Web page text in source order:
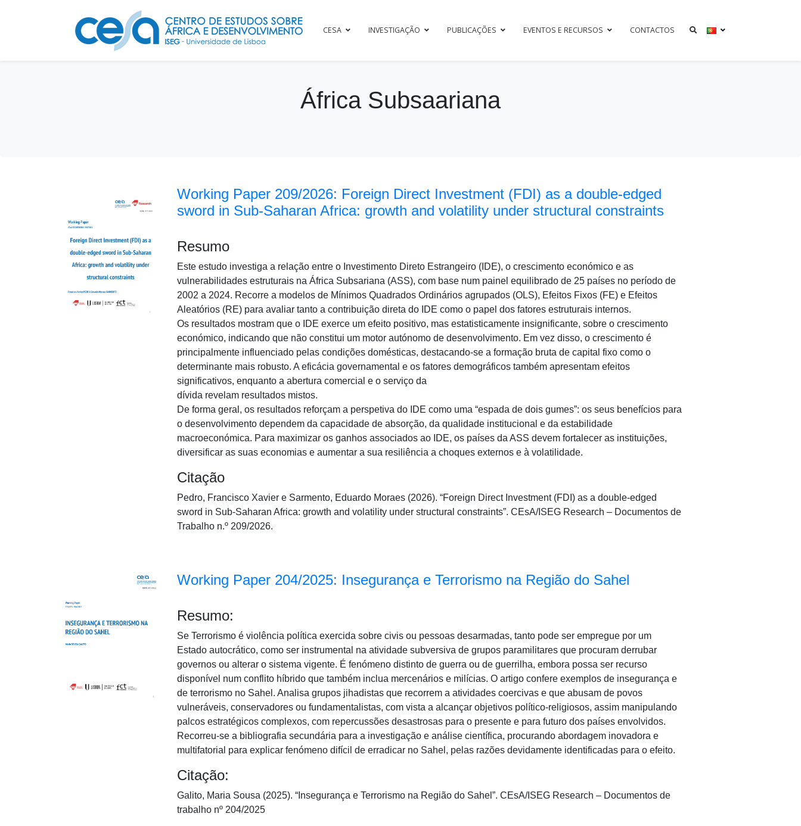
CESA INVESTIGAÇÃO PUBLICAÇÕES EVENTOS E RECURSOS CONTACTOS
África Subsaariana
Working Paper 209/2026: Foreign Direct Investment (FDI) as a double-edged
sword in Sub-Saharan Africa: growth and volatility under structural constraints
Resumo
Este estudo investiga a relação entre o Investimento Direto Estrangeiro (IDE), o crescimento económico e as
vulnerabilidades estruturais na África Subsariana (ASS), com base num painel equilibrado de 25 países no período de
2002 a 2024. Recorre a modelos de Mínimos Quadrados Ordinários agrupados (OLS), Efeitos Fixos (FE) e Efeitos
Aleatórios (RE) para avaliar tanto a contribuição direta do IDE como o papel dos fatores estruturais internos.
Os resultados mostram que o IDE exerce um efeito positivo, mas estatisticamente insignificante, sobre o crescimento
económico, indicando que não constitui um motor autónomo de desenvolvimento. Em vez disso, o crescimento é
principalmente influenciado pelas condições domésticas, destacando-se a formação bruta de capital fixo como o
determinante mais robusto. A eficácia governamental e os fatores demográficos também apresentam efeitos
significativos, enquanto a abertura comercial e o serviço da
dívida revelam resultados mistos.
De forma geral, os resultados reforçam a perspetiva do IDE como uma “espada de dois gumes”: os seus benefícios para
o desenvolvimento dependem da capacidade de absorção, da qualidade institucional e da estabilidade
macroeconómica. Para maximizar os ganhos associados ao IDE, os países da ASS devem fortalecer as instituições,
diversificar as suas economias e aumentar a sua resiliência a choques externos e à volatilidade.
Citação
Pedro, Francisco Xavier e Sarmento, Eduardo Moraes (2026). “Foreign Direct Investment (FDI) as a double-edged
sword in Sub-Saharan Africa: growth and volatility under structural constraints”. CEsA/ISEG Research – Documentos de
Trabalho n.º 209/2026.
Working Paper 204/2025: Insegurança e Terrorismo na Região do Sahel
Resumo:
Se Terrorismo é violência política exercida sobre civis ou pessoas desarmadas, tanto pode ser empregue por um
Estado autocrático, como ser instrumental na atividade subversiva de grupos paramilitares que procuram derrubar
governos ou alterar o sistema vigente. É fenómeno distinto de guerra ou de guerrilha, embora possa ser recurso
disponível num conflito híbrido que também inclua mercenários e milícias. O artigo confere exemplos de insegurança e
de terrorismo no Sahel. Analisa grupos jihadistas que recorrem a atividades coercivas e que abusam de povos
vulneráveis, conservadores ou fundamentalistas, com vista a alcançar objetivos político-religiosos, assim manipulando
palcos estratégicos complexos, com repercussões desastrosas para o presente e para futuro dos países envolvidos.
Recorreu-se a bibliografia secundária para a investigação e análise científica, procurando abordagem inovadora e
multifatorial para explicar fenómeno difícil de erradicar no Sahel, pelas razões devidamente identificadas para o efeito.
Citação:
Galito, Maria Sousa (2025). “Insegurança e Terrorismo na Região do Sahel”. CEsA/ISEG Research – Documentos de
trabalho nº 204/2025